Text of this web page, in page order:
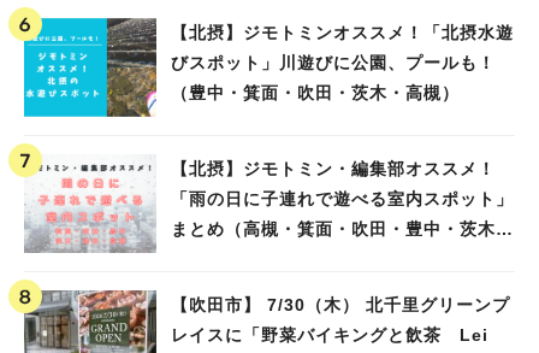
【北摂】ジモトミンオススメ！「北摂水遊
びスポット」川遊びに公園、プールも！
（豊中・箕面・吹田・茨木・高槻）
【北摂】ジモトミン・編集部オススメ！
「雨の日に子連れで遊べる室内スポット」
まとめ（高槻・箕面・吹田・豊中・茨木・
【吹田市】 7/30（木） 北千里グリーンプ
レイスに「野菜バイキングと飲茶 Lei
人気のキーワード
#教えたい／教えて投稿記事#大阪学院大 商品開発プロジェクト
#あなたはどっち？